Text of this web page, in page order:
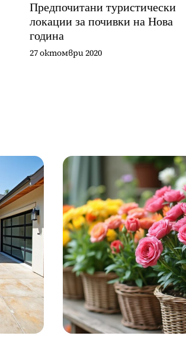
Предпочитани туристически
локации за почивки на Нова
година
27 октомври 2020